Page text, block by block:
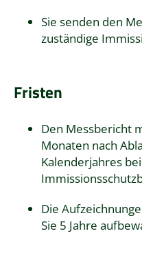
Sie senden den
zuständige
Fristen
Den Messbericht
Monaten nach
Kalenderjahres
Die
Sie 5 Jahre